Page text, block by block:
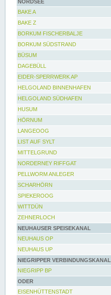
NORDSEE
BAKE A
BAKE Z
BORKUM FISCHERBALJE
BORKUM SÜDSTRAND
BÜSUM
DAGEBÜLL
EIDER-SPERRWERK AP
HELGOLAND BINNENHAFEN
HELGOLAND SÜDHAFEN
HUSUM
HÖRNUM
LANGEOOG
LIST AUF SYLT
MITTELGRUND
NORDERNEY RIFFGAT
PELLWORM ANLEGER
SCHARHÖRN
SPIEKEROOG
WITTDÜN
ZEHNERLOCH
NEUHAUSER SPEISEKANAL
NEUHAUS OP
NEUHAUS UP
NIEGRIPPER VERBINDUNGSKANAL
NIEGRIPP BP
ODER
EISENHÜTTENSTADT